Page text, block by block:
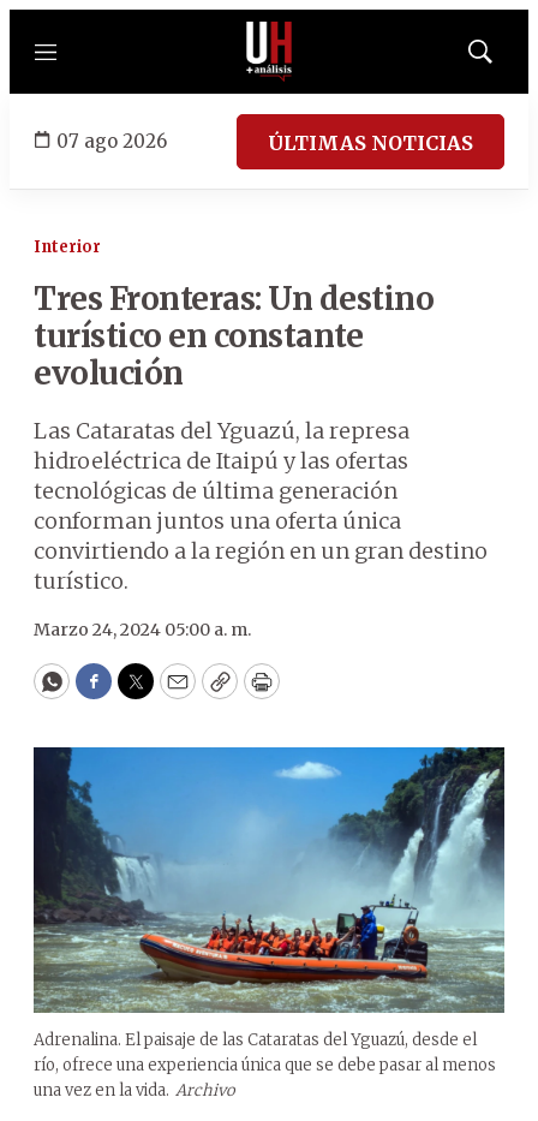
Menú
Mostrar
07 ago 2026 ÚLTIMAS NOTICIAS
Interior
Tres Fronteras: Un destino
turístico en constante
evolución
Las Cataratas del Yguazú, la represa
hidroeléctrica de Itaipú y las ofertas
tecnológicas de última generación
conforman juntos una oferta única
convirtiendo a la región en un gran destino
turístico.
Marzo 24, 2024 05:00 a. m.
WhatsApp
Facebook
Twitter
EmailCopyPrint
Adrenalina. El paisaje de las Cataratas del Yguazú, desde el
río, ofrece una experiencia única que se debe pasar al menos
una vez en la vida. Archivo